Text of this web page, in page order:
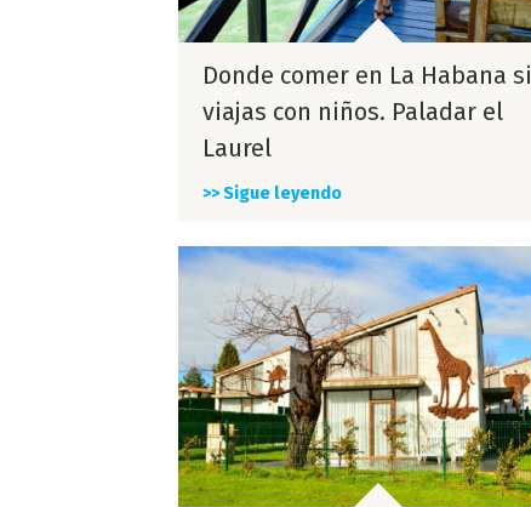
Donde comer en La Habana si
viajas con niños. Paladar el
Laurel
>> Sigue leyendo